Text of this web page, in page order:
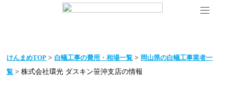
けんまめTOP > 白蟻工事の費用・相場一覧 > 岡山県の白蟻工事業者一
覧 > 株式会社環光 ダスキン笹沖支店の情報